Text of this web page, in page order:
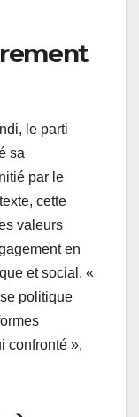
le parti
sa
par le
cette
valeurs
en
et social. «
politique
confronté »,